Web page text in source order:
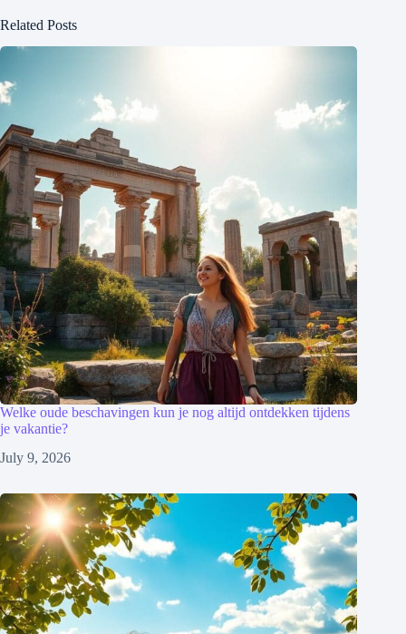
Related Posts
Welke oude beschavingen kun je nog altijd ontdekken tijdens
je vakantie?
July 9, 2026